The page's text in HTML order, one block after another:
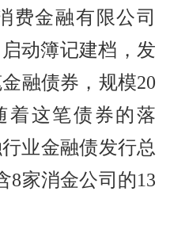
费金融有限公司
启动簿记建档，发
融债券，规模20
着这笔债券的落
业金融债发行总
8家消金公司的13